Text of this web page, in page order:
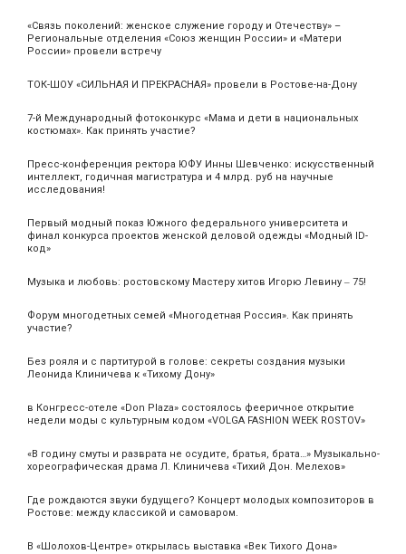
«Связь поколений: женское служение городу и Отечеству» –
Региональные отделения «Союз женщин России» и «Матери
России» провели встречу
ТОК-ШОУ «СИЛЬНАЯ И ПРЕКРАСНАЯ» провели в Ростове-на-Дону
7-й Международный фотоконкурс «Мама и дети в национальных
костюмах». Как принять участие?
Пресс-конференция ректора ЮФУ Инны Шевченко: искусственный
интеллект, годичная магистратура и 4 млрд. руб на научные
исследования!
Первый модный показ Южного федерального университета и
финал конкурса проектов женской деловой одежды «Модный ID-
код»
Музыка и любовь: ростовскому Мастеру хитов Игорю Левину ‒ 75!
Форум многодетных семей «Многодетная Россия». Как принять
участие?
Без рояля и с партитурой в голове: секреты создания музыки
Леонида Клиничева к «Тихому Дону»
в Конгресс-отеле «Don Plaza» состоялось фееричное открытие
недели моды с культурным кодом «VOLGA FASHION WEEK ROSTOV»
«В годину смуты и разврата не осудите, братья, брата…» Музыкально-
хореографическая драма Л. Клиничева «Тихий Дон. Мелехов»
Где рождаются звуки будущего? Концерт молодых композиторов в
Ростове: между классикой и самоваром.
В «Шолохов-Центре» открылась выставка «Век Тихого Дона»